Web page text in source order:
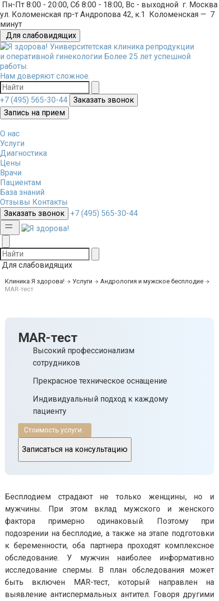
Пн-Пт 8:00 - 20:00, Сб 8:00 - 18:00, Вс - выходной г. Москва
ул. Коломенская пр-т Андропова 42, к.1 Коломенская — 7
минут
Для слабовидящих
Университетская клиника репродукции
и оперативной гинекологии Более 25 лет успешной
работы.
Нам доверяют сложное.
+7 (495) 565-30-44
Заказать звонок
Запись на прием
О нас
Услуги
Диагностика
Цены
Врачи
Пациентам
База знаний
Отзывы Контакты
Заказать звонок
+7 (495) 565-30-44
Для слабовидящих
Клиника Я здорова! Услуги
Андрология и мужское бесплодие
MAR-тест
MAR-тест
Высокий профессионализм
сотрудников
Прекрасное техническое оснащение
Индивидуальный подход к каждому
пациенту
Стоимость услуги:
Записаться на консультацию
Бесплодием страдают не только женщины, но и
мужчины. При этом вклад мужского и женского
фактора примерно одинаковый. Поэтому при
подозрении на бесплодие, а также на этапе подготовки
к беременности, оба партнера проходят комплексное
обследование. У мужчин наиболее информативно
исследование спермы. В план обследования может
быть включен MAR-тест, который направлен на
выявление антиспермальных антител. Говоря другими